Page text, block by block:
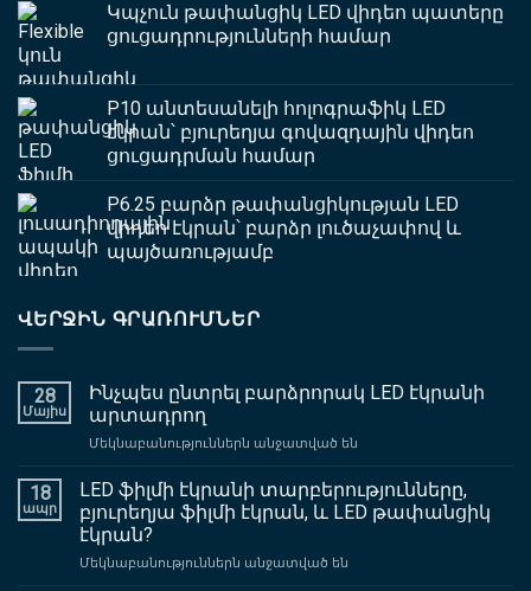
Կպչուն թափանցիկ LED վիդեո պատերը
ցուցադրությունների համար
P10 անտեսանելի հոլոգրաֆիկ LED
էկրան՝ բյուրեղյա գովազդային վիդեո
ցուցադրման համար
P6.25 բարձր թափանցիկության LED
վիդեո էկրան՝ բարձր լուծաչափով և
պայծառությամբ
ՎԵՐՋԻՆ ԳՐԱՌՈՒՄՆԵՐ
28
Մայիս
Ինչպես ընտրել բարձրորակ LED էկրանի
արտադրող
Մեկնաբանություններն անջատված են
ընտրել
բարձրորակ
LED
18
ապր
LED ֆիլմի էկրանի տարբերությունները,
բյուրեղյա ֆիլմի էկրան, և LED թափանցիկ
էկրան?
Մեկնաբանություններն անջատված են